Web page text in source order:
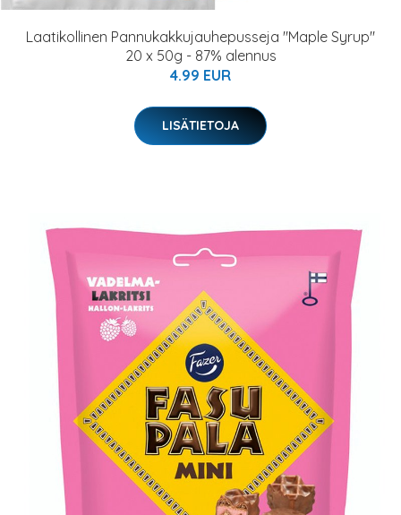
Laatikollinen Pannukakkujauhepusseja "Maple Syrup"
20 x 50g - 87% alennus
4.99 EUR
LISÄTIETOJA